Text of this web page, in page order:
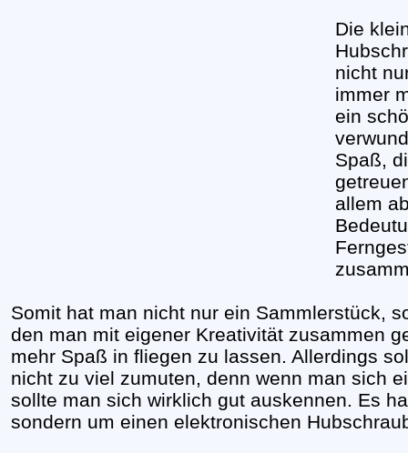
Die
nicht
immer
ein
Spaß,
allem
Somit hat man nicht nur ein Sammlerstück,
den man mit eigener Kreativität zusammen
mehr Spaß in fliegen zu lassen. Allerdings
nicht zu viel zumuten, denn wenn man sich
sollte man sich wirklich gut auskennen. Es
sondern um einen elektronischen